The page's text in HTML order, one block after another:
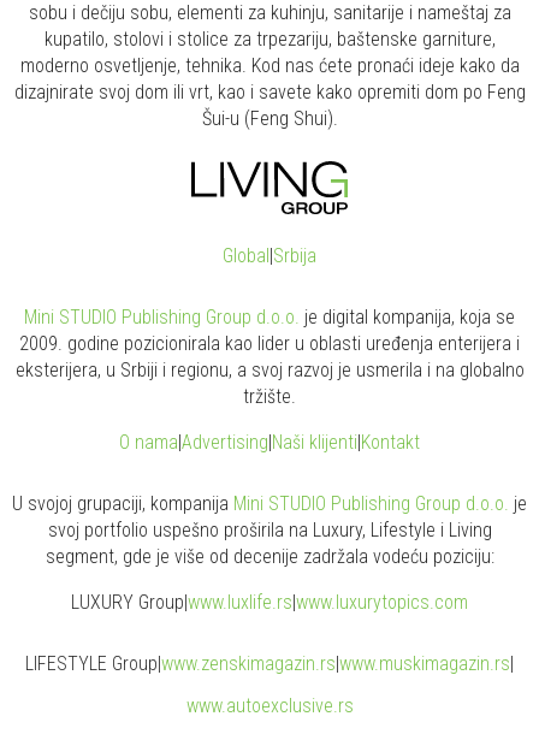
sobu i dečiju sobu, elementi za kuhinju, sanitarije i nameštaj za
kupatilo, stolovi i stolice za trpezariju, baštenske garniture,
moderno osvetljenje, tehnika. Kod nas ćete pronaći ideje kako da
dizajnirate svoj dom ili vrt, kao i savete kako opremiti dom po Feng
Šui-u (Feng Shui).
Global|Srbija
Mini STUDIO Publishing Group d.o.o. je digital kompanija, koja se
2009. godine pozicionirala kao lider u oblasti uređenja enterijera i
eksterijera, u Srbiji i regionu, a svoj razvoj je usmerila i na globalno
tržište.
O nama|Advertising|Naši klijenti|Kontakt
U svojoj grupaciji, kompanija Mini STUDIO Publishing Group d.o.o. je
svoj portfolio uspešno proširila na Luxury, Lifestyle i Living
segment, gde je više od decenije zadržala vodeću poziciju:
LUXURY Group|www.luxlife.rs|www.luxurytopics.com
LIFESTYLE Group|www.zenskimagazin.rs|www.muskimagazin.rs|
www.autoexclusive.rs